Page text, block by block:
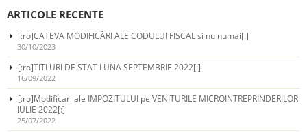
ARTICOLE RECENTE
[:ro]CATEVA MODIFICĂRI ALE CODULUI FISCAL si nu numai[:]
30/10/2023
[:ro]TITLURI DE STAT LUNA SEPTEMBRIE 2022[:]
16/09/2022
[:ro]Modificari ale IMPOZITULUI pe VENITURILE MICROINTREPRINDERILOR
IULIE 2022[:]
25/07/2022